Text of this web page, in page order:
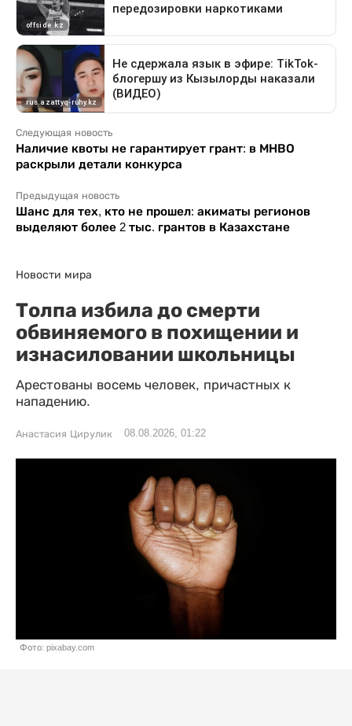
Следующая новость
Наличие квоты не гарантирует грант: в МНВО
раскрыли детали конкурса
Предыдущая новость
Шанс для тех, кто не прошел: акиматы регионов
выделяют более 2 тыс. грантов в Казахстане
Новости мира
Толпа избила до смерти
обвиняемого в похищении и
изнасиловании школьницы
Арестованы восемь человек, причастных к
нападению.
Анастасия Цирулик 08.08.2026, 01:22
Фото: pixabay.com